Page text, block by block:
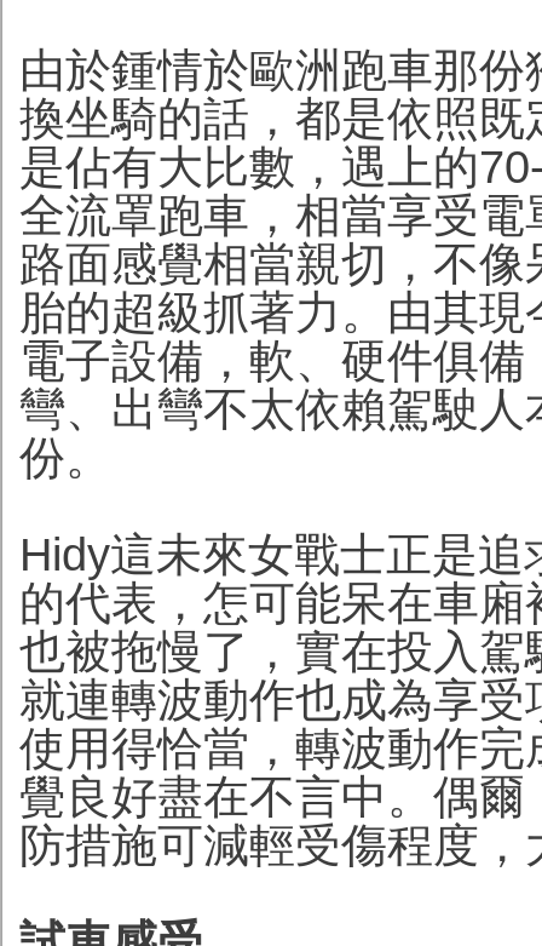
由於鍾情於歐洲跑車那
換坐騎的話，都是依照
是佔有大比數，遇上的
全流罩跑車，相當享受
路面感覺相當親切，不
胎的超級抓著力。由其
電子設備，軟、硬件俱
彎、出彎不太依賴駕駛
份。
Hidy這未來女戰士正是
的代表，怎可能呆在車
也被拖慢了，實在投入
就連轉波動作也成為享
使用得恰當，轉波動作
覺良好盡在不言中。偶
防措施可減輕受傷程度